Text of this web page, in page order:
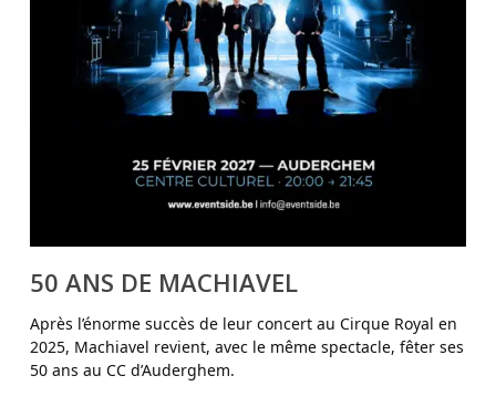
50 ANS DE MACHIAVEL
Après l’énorme succès de leur concert au Cirque Royal en
2025, Machiavel revient, avec le même spectacle, fêter ses
50 ans au CC d’Auderghem.